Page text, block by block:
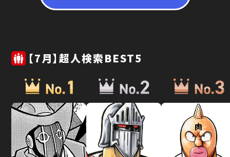
【7月】超人検索BEST5